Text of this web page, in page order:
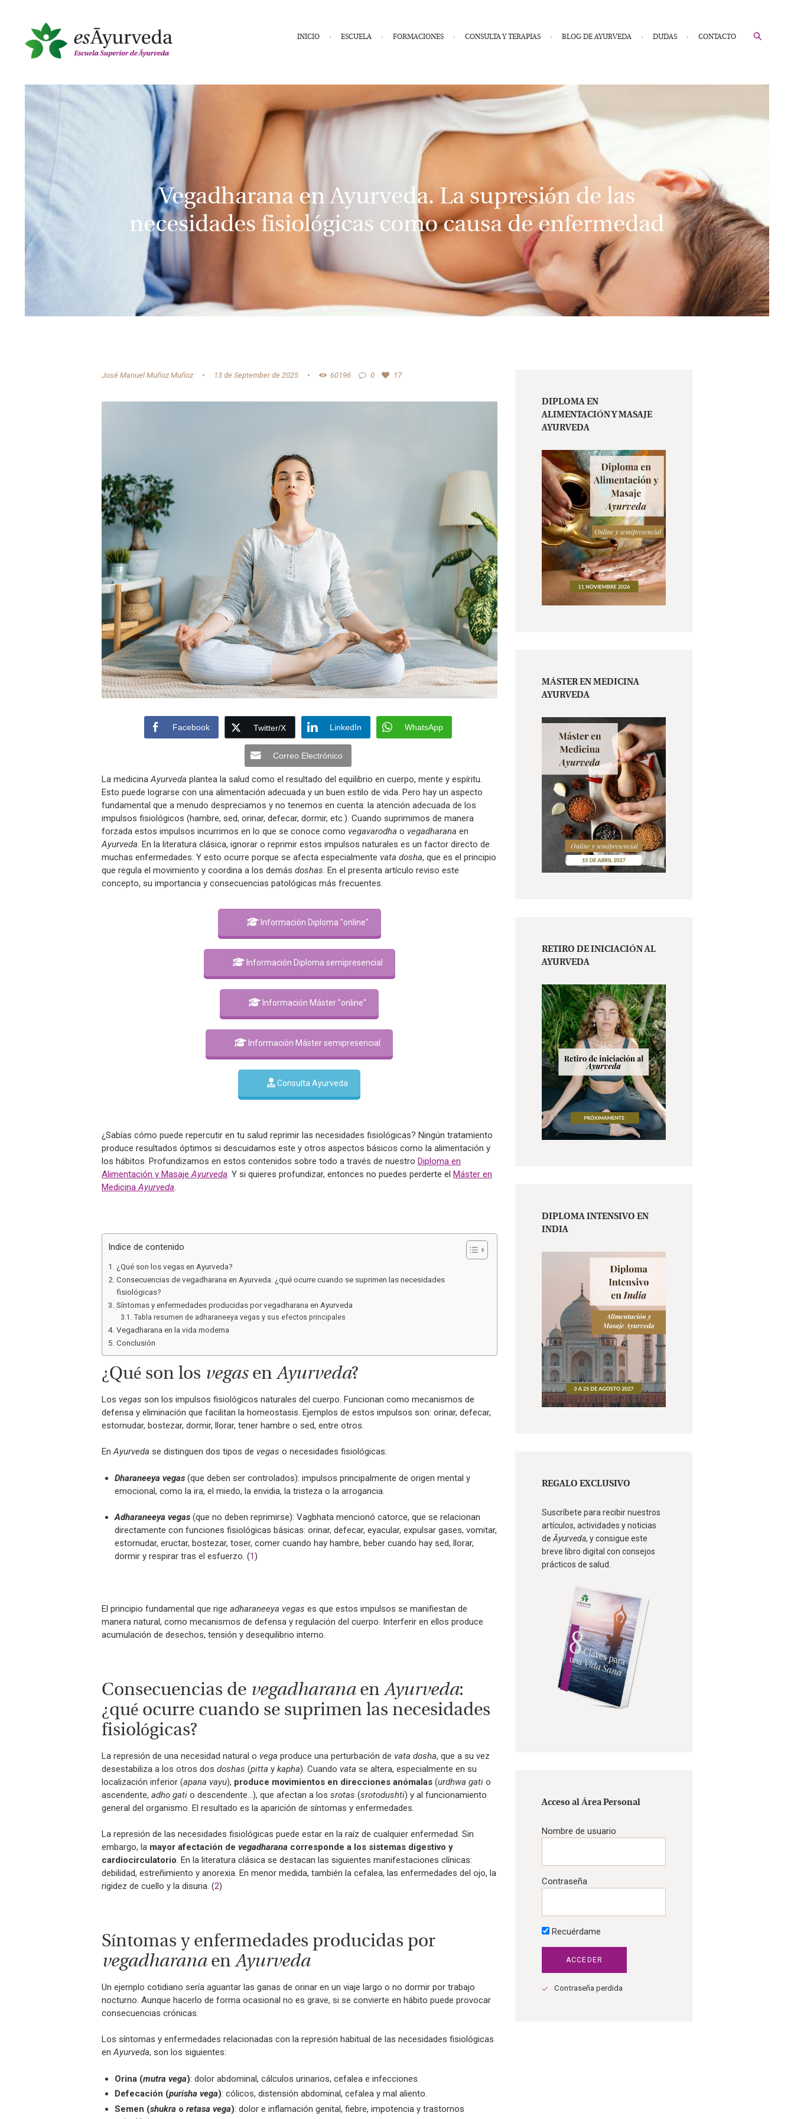
INICIO ESCUELA FORMACIONES CONSULTA Y TERAPIAS BLOG DE AYURVEDA DUDAS CONTACTO
Vegadharana en Ayurveda. La supresión de las
necesidades fisiológicas como causa de enfermedad
José Manuel Muñoz Muñoz 13 de September de 2025 60196 0 17
Facebook Twitter/X LinkedIn WhatsApp
Correo Electrónico
La medicinaAyurveda plantea la salud como el resultado del equilibrio en cuerpo, mente y espíritu.
Esto puede lograrse con una alimentación adecuada y un buen estilo de vida. Pero hay un aspecto
fundamental que a menudo despreciamos y no tenemos en cuenta: la atención adecuada de los
impulsos fisiológicos (hambre, sed, orinar, defecar, dormir, etc.). Cuando suprimimos de manera
forzada estos impulsos incurrimos en lo que se conoce como vegavarodha o vegadharana en
Ayurveda. En la literatura clásica, ignorar o reprimir estos impulsos naturales es un factor directo de
muchas enfermedades. Y esto ocurre porque se afecta especialmente vata dosha, que es el principio
que regula el movimiento y coordina a los demás doshas. En el presenta artículo reviso este
concepto, su importancia y consecuencias patológicas más frecuentes.
Información Diploma "online"
Información Diploma semipresencial
Información Máster "online"
Información Máster semipresencial
Consulta Ayurveda
¿Sabías cómo puede repercutir en tu salud reprimir las necesidades fisiológicas? Ningún tratamiento
produce resultados óptimos si descuidamos este y otros aspectos básicos como la alimentación y
los hábitos. Profundizamos en estos contenidos sobre todo a través de nuestro Diploma en
Alimentación y MasajeAyurveda. Y si quieres profundizar, entonces no puedes perderte el Máster en
MedicinaAyurveda.
Indice de contenido
¿Qué son los vegas en Ayurveda?
Consecuencias de vegadharana en Ayurveda: ¿qué ocurre cuando se suprimen las necesidades
fisiológicas?
Síntomas y enfermedades producidas por vegadharana en Ayurveda
Tabla resumen de adharaneeya vegas y sus efectos principales
Vegadharana en la vida moderna
Conclusión
¿Qué son los vegas enAyurveda?
Los vegas son los impulsos fisiológicos naturales del cuerpo. Funcionan como mecanismos de
defensa y eliminación que facilitan la homeostasis. Ejemplos de estos impulsos son: orinar, defecar,
estornudar, bostezar, dormir, llorar, tener hambre o sed, entre otros.
EnAyurveda se distinguen dos tipos de vegas o necesidades fisiológicas:
Dharaneeya vegas (que deben ser controlados): impulsos principalmente de origen mental y
emocional, como la ira, el miedo, la envidia, la tristeza o la arrogancia.
Adharaneeya vegas (que no deben reprimirse): Vagbhata mencionó catorce, que se relacionan
directamente con funciones fisiológicas básicas: orinar, defecar, eyacular, expulsar gases, vomitar,
estornudar, eructar, bostezar, toser, comer cuando hay hambre, beber cuando hay sed, llorar,
dormir y respirar tras el esfuerzo. (1)
El principio fundamental que rige adharaneeya vegas es que estos impulsos se manifiestan de
manera natural, como mecanismos de defensa y regulación del cuerpo. Interferir en ellos produce
acumulación de desechos, tensión y desequilibrio interno.
Consecuencias de vegadharanaenAyurveda:
¿qué ocurre cuando se suprimen las necesidades
fisiológicas?
La represión de una necesidad natural o vega produce una perturbación de vata dosha, que a su vez
desestabiliza a los otros dos doshas (pitta y kapha). Cuando vata se altera, especialmente en su
localización inferior (apana vayu), produce movimientos en direcciones anómalas (urdhwa gatio
ascendente, adho gatio descendente…), que afectan a los srotas (srotodushti) y al funcionamiento
general del organismo. El resultado es la aparición de síntomas y enfermedades.
La represión de las necesidades fisiológicas puede estar en la raíz de cualquier enfermedad. Sin
embargo, la mayor afectación de vegadharana corresponde a los sistemas digestivo y
cardiocirculatorio. En la literatura clásica se destacan las siguientes manifestaciones clínicas:
debilidad, estreñimiento y anorexia. En menor medida, también la cefalea, las enfermedades del ojo, la
rigidez de cuello y la disuria. (2)
Síntomas y enfermedades producidas por
vegadharanaenAyurveda
Un ejemplo cotidiano sería aguantar las ganas de orinar en un viaje largo o no dormir por trabajo
nocturno. Aunque hacerlo de forma ocasional no es grave, si se convierte en hábito puede provocar
consecuencias crónicas.
Los síntomas y enfermedades relacionadas con la represión habitual de las necesidades fisiológicas
enAyurveda, son los siguientes:
Orina (mutra vega): dolor abdominal, cálculos urinarios, cefalea e infecciones.
Defecación (purisha vega): cólicos, distensión abdominal, cefalea y mal aliento.
Semen (shukra oretasa vega): dolor e inflamación genital, fiebre, impotencia y trastornos
DIPLOMA EN
ALIMENTACIÓN Y MASAJE
AYURVEDA
MÁSTER EN MEDICINA
AYURVEDA
RETIRO DE INICIACIÓN AL
AYURVEDA
DIPLOMA INTENSIVO EN
INDIA
REGALO EXCLUSIVO
Suscríbete para recibir nuestros
artículos, actividades y noticias
deĀyurveda, y consigue este
breve libro digital con consejos
prácticos de salud.
Acceso al Área Personal
Nombre de usuario
Contraseña
Recuérdame
Contraseña perdida